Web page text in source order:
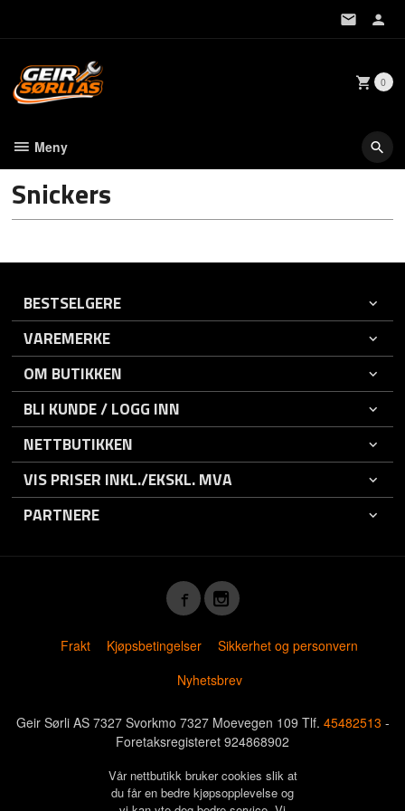
0
Meny
Snickers
BESTSELGERE
VAREMERKE
OM BUTIKKEN
BLI KUNDE / LOGG INN
NETTBUTIKKEN
VIS PRISER INKL./EKSKL. MVA
PARTNERE
Frakt Kjøpsbetingelser
Sikkerhet og personvern
Nyhetsbrev
Geir Sørli AS 7327 Svorkmo 7327 Moevegen 109 Tlf. 45482513 -
Foretaksregisteret 924868902
Vår nettbutikk bruker cookies slik at
du får en bedre kjøpsopplevelse og